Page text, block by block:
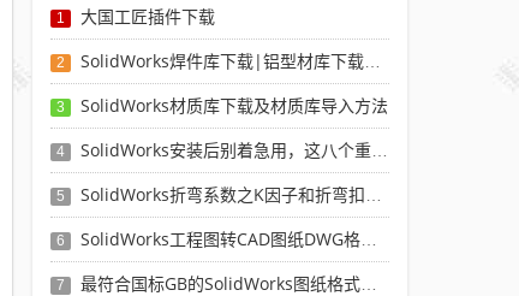
1 大国工匠插件下载
2 SolidWorks焊件库下载|铝型材库下载|附sw焊件库添加配置使用教程
3 SolidWorks材质库下载及材质库导入方法
4 SolidWorks安装后别着急用，这八个重要SolidWorks设置可以提高你的画图效率
5 SolidWorks折弯系数之K因子和折弯扣除表-溪风推荐
6 SolidWorks工程图转CAD图纸DWG格式映射文件无乱码可分层-溪风亲测推荐
7 最符合国标GB的SolidWorks图纸格式和图纸模板下载-溪风专用版